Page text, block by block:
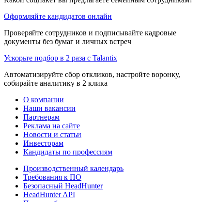
Оформляйте кандидатов онлайн
Проверяйте сотрудников и подписывайте кадровые
документы без бумаг и личных встреч
Ускорьте подбор в 2 раза с Talantix
Автоматизируйте сбор откликов, настройте воронку,
собирайте аналитику в 2 клика
О компании
Наши вакансии
Партнерам
Реклама на сайте
Новости и статьи
Инвесторам
Кандидаты по профессиям
Производственный календарь
Требования к ПО
Безопасный HeadHunter
HeadHunter API